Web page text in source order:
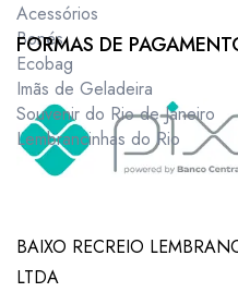
Acessórios
Bonés
Ecobag
Imãs de Geladeira
Souvenir do Rio de Janeiro
Lembrancinhas do Rio
FORMAS DE
BAIXO RECREIO
LTDA